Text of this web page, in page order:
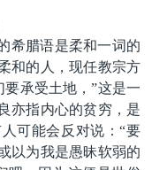
希腊语是柔和一词的
和的人，现任教宗方
要承受土地 ，”这是一
亦指内心的贫穷，是
可能会反对说 ：“要
以为我是愚昧软弱的